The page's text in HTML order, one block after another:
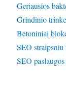
Geriausios
Grindinio
Betoniniai
SEO
SEO